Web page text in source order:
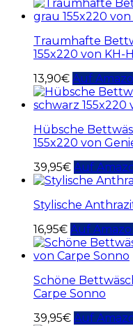
Traumhafte
155x220 von KH-
13,90€ Auf
Hübsche
155x220 von
39,95€ Auf
Stylische
16,95€ Auf
Schöne
Carpe Sonno
39,95€ Auf